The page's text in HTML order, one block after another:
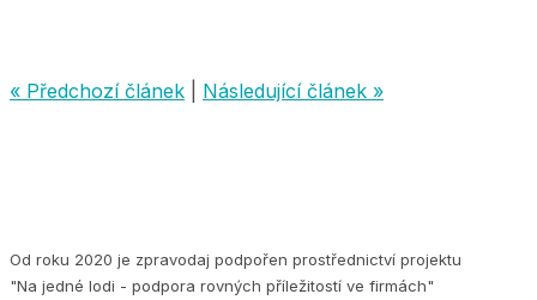
« Předchozí článek Následující článek »
Od roku 2020 je zpravodaj podpořen prostřednictví projektu
"Na jedné lodi - podpora rovných příležitostí ve firmách"